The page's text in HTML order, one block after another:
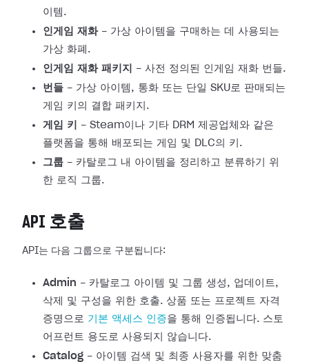
이템.
인게임 재화- 가상 아이템을 구매하는 데 사용되는
가상 화폐.
인게임 재화 패키지
- 사전 정의된 인게임 재화 번들.
번들 - 가상 아이템, 통화 또는 단일 SKU로 판매되는
게임 키의 결합 패키지.
게임 키
- Steam이나 기타 DRM 제공업체와 같은
플랫폼을 통해 배포되는 게임 및 DLC의 키.
그룹 - 카탈로그 내 아이템을 정리하고 분류하기 위
한 로직 그룹.
API 호출
API는 다음 그룹으로 구분됩니다:
Admin - 카탈로그 아이템 및 그룹 생성, 업데이트,
삭제 및 구성을 위한 호출. 상품 또는 프로젝트 자격
증명으로 기본 액세스 인증을 통해 인증됩니다. 스토
어프런트 용도로 사용되지 않습니다.
Catalog - 아이템 검색 및 최종 사용자를 위한 맞춤